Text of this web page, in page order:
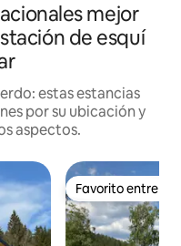
mejor
de esquí
estas estancias
por su ubicación y
aspectos.
Favorito entre
Favorito entre